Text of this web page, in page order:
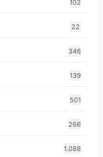
102
22
346
139
501
266
1.088